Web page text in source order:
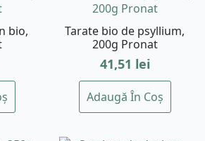
bio,
Tarate bio de psyllium,
200g Pronat
41,51 lei
Adaugă În Coș